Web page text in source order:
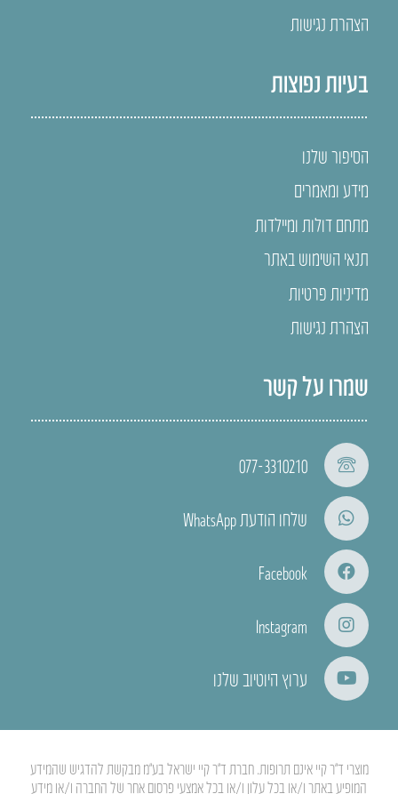
הצהרת נגישות
בעיות נפוצות
הסיפור שלנו
מידע ומאמרים
מתחם דולות ומיילדות
תנאי השימוש באתר
מדיניות פרטיות
הצהרת נגישות
שמרו על קשר
077-3310210
שלחו הודעת WhatsApp
Facebook
Instagram
ערוץ היוטיוב שלנו
מוצרי ד”ר קיי אינם תרופות. חברת ד”ר קיי ישראל בע”מ מבקשת להדגיש שהמידע
המופיע באתר ו/או בכל עלון ו/או בכל אמצעי פרסום אחר של החברה ו/או מידע